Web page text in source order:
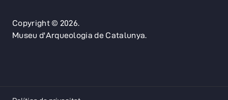
Copyright © 2026.
Museu d'Arqueologia de Catalunya.